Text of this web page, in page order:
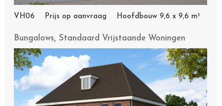
VH06 Prijs op aanvraag Hoofdbouw 9,6 x 9,6 m¹
Bungalows,Standaard Vrijstaande Woningen